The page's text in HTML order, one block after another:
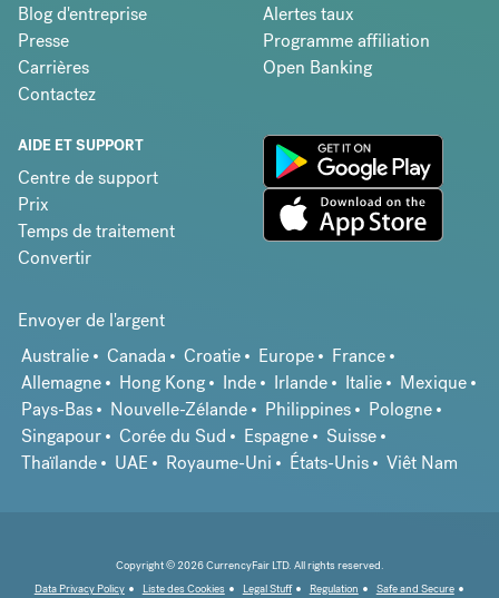
Blog d'entreprise
Presse
Carrières
Contactez
Alertes taux
Programme affiliation
Open Banking
AIDE ET SUPPORT
Centre de support
Prix
Temps de traitement
Convertir
Envoyer de l'argent
Australie
Canada Croatie Europe
France
Allemagne
Hong Kong Inde Irlande Italie
Mexique
Pays-Bas
Nouvelle-Zélande Philippines
Pologne
Singapour
Corée du Sud Espagne
Suisse
Thaïlande
UAE Royaume-Uni États-Unis Viêt Nam
Copyright © 2026 CurrencyFair LTD. All rights reserved.
Data Privacy Policy
Liste des Cookies Legal Stuff Regulation
Safe and Secure